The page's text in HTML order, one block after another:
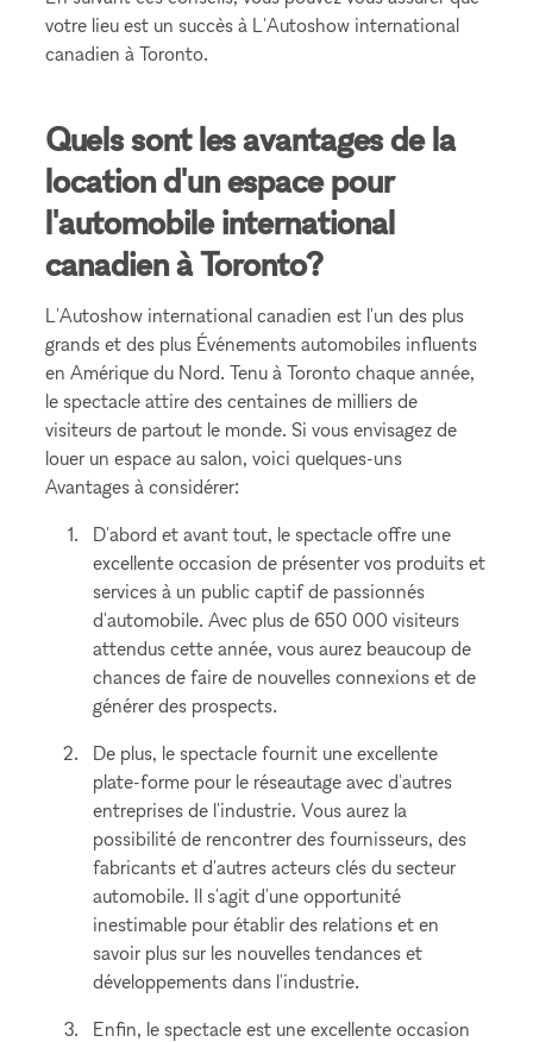
votre lieu est un succès à L'Autoshow international
canadien à Toronto.
Quels sont les avantages de la
location d'un espace pour
l'automobile international
canadien à Toronto?
L'Autoshow international canadien est l'un des plus
grands et des plus Événements automobiles influents
en Amérique du Nord. Tenu à Toronto chaque année,
le spectacle attire des centaines de milliers de
visiteurs de partout le monde. Si vous envisagez de
louer un espace au salon, voici quelques-uns
Avantages à considérer:
D'abord et avant tout, le spectacle offre une
excellente occasion de présenter vos produits et
services à un public captif de passionnés
d'automobile. Avec plus de 650 000 visiteurs
attendus cette année, vous aurez beaucoup de
chances de faire de nouvelles connexions et de
générer des prospects.
De plus, le spectacle fournit une excellente
plate-forme pour le réseautage avec d'autres
entreprises de l'industrie. Vous aurez la
possibilité de rencontrer des fournisseurs, des
fabricants et d'autres acteurs clés du secteur
automobile. Il s'agit d'une opportunité
inestimable pour établir des relations et en
savoir plus sur les nouvelles tendances et
développements dans l'industrie.
Enfin, le spectacle est une excellente occasion